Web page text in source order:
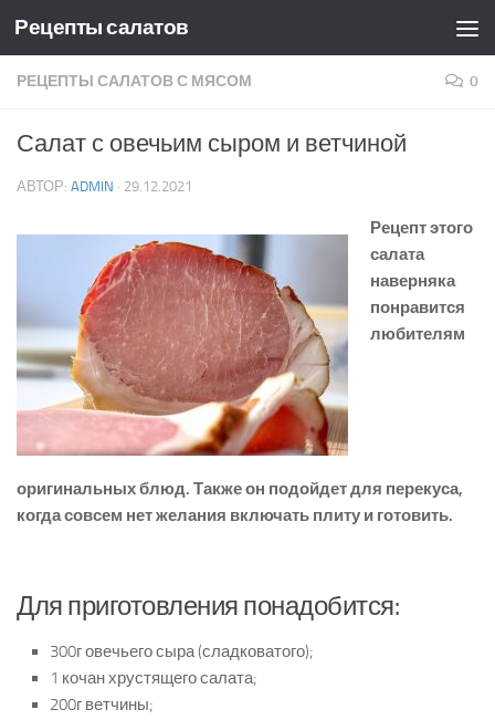
Skip to content
Рецепты салатов
РЕЦЕПТЫ САЛАТОВ С МЯСОМ 0
Салат с овечьим сыром и ветчиной
АВТОР: ADMIN · 29.12.2021
Рецепт этого
салата
наверняка
понравится
любителям
оригинальных блюд. Также он подойдет для перекуса,
когда совсем нет желания включать плиту и готовить.
Для приготовления понадобится:
300г овечьего сыра (сладковатого);
1 кочан хрустящего салата;
200г ветчины;